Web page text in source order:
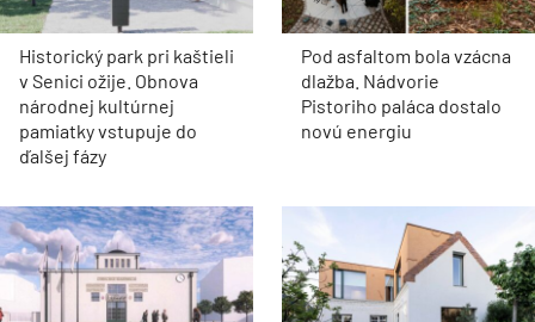
Historický park pri kaštieli
v Senici ožije. Obnova
národnej kultúrnej
pamiatky vstupuje do
ďalšej fázy
Pod asfaltom bola vzácna
dlažba. Nádvorie
Pistoriho paláca dostalo
novú energiu